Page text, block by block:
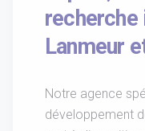
recherche
Lanmeur
Notre agence
développement